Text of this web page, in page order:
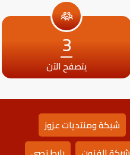
3
يتصفح الآن
شبكة ومنتديات عزوز